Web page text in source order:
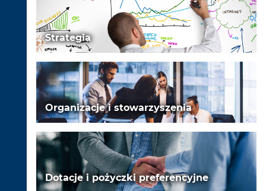
Strategia
Organizacje i stowarzyszenia
Dotacje i pożyczki preferencyjne